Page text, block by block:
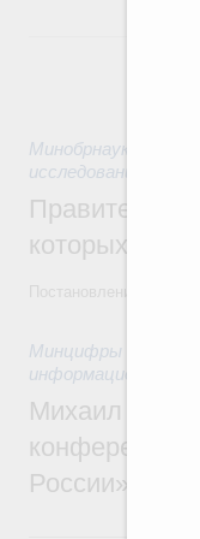
Минобрнауки России
исследований и
которых
Постановление от 5
Минцифры России
информационных
Михаил
России»